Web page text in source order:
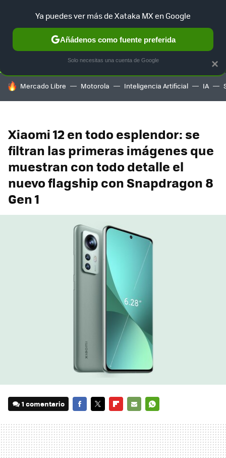
SELECCIÓN GAMING HOME AUTO TERRITORIO
HOY SE HABLA DE
Mercado Libre Motorola Inteligencia Artificial IA
Xiaomi 12 en todo esplendor: se
filtran las primeras imágenes que
muestran con todo detalle el
nuevo flagship con Snapdragon 8
Gen 1
1 comentario
MAIL
×
Ya puedes ver más de Xataka MX en Google
Añádenos como fuente preferida
Solo necesitas una cuenta de Google